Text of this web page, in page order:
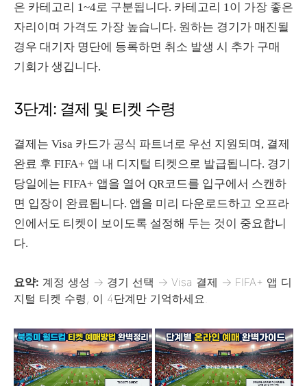
은 카테고리 1~4로 구분됩니다. 카테고리 1이 가장 좋은
자리이며 가격도 가장 높습니다. 원하는 경기가 매진될
경우 대기자 명단에 등록하면 취소 발생 시 추가 구매
기회가 생깁니다.
3단계: 결제 및 티켓 수령
결제는 Visa 카드가 공식 파트너로 우선 지원되며, 결제
완료 후 FIFA+ 앱 내 디지털 티켓으로 발급됩니다. 경기
당일에는 FIFA+ 앱을 열어 QR코드를 입구에서 스캔하
면 입장이 완료됩니다. 앱을 미리 다운로드하고 오프라
인에서도 티켓이 보이도록 설정해 두는 것이 중요합니
다.
요약: 계정 생성 → 경기 선택 → Visa 결제 → FIFA+ 앱 디
지털 티켓 수령, 이 4단계만 기억하세요.